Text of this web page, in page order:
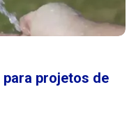
projetos de